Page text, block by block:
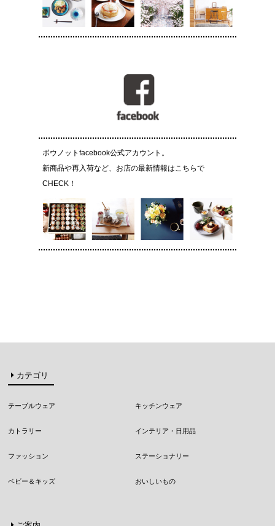
ボウノットfacebook公式アカウント。
新商品や再入荷など、お店の最新情報はこちらで
CHECK！
カテゴリ
テーブルウェア キッチンウェア
カトラリー インテリア・日用品
ファッション ステーショナリー
ベビー＆キッズ おいしいもの